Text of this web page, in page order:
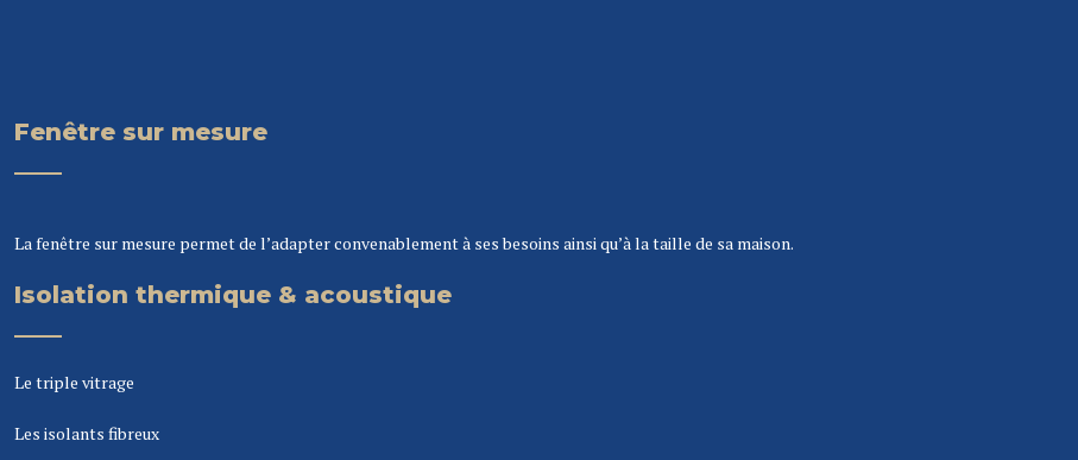
Fenêtre sur mesure
La fenêtre sur mesure permet de l’adapter convenablement à ses besoins ainsi qu’à la taille de sa maison.
Isolation thermique & acoustique
Le triple vitrage
Les isolants fibreux